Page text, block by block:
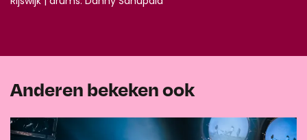
Anderen bekeken ook